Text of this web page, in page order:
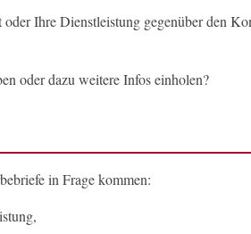
Ihre Dienstleistung gegenüber den
oder dazu weitere Infos einholen?
in Frage kommen: